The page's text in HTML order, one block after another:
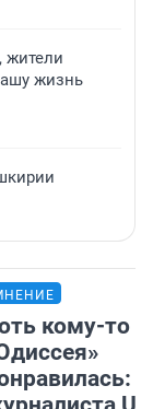
жители
жизнь
кому-то